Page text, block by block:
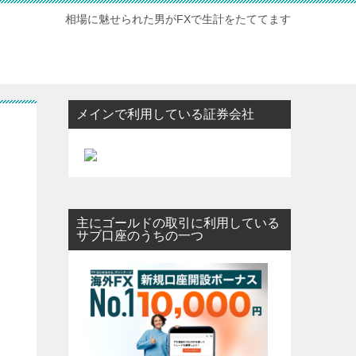
相場に魅せられた男がFXで生計をたててます
メインで利用している証券会社
主にゴールドの取引に利用している
サブ口座のうちの一つ